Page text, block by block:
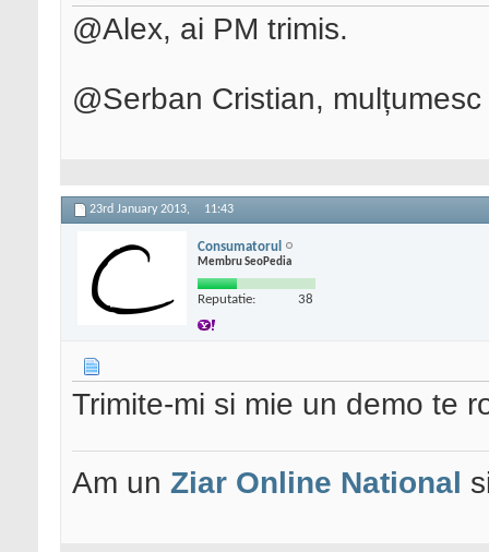
@Alex, ai PM trimis.
@Serban Cristian,
23rd January 2013, 11:43
Consumatorul
Membru SeoPedia
Reputatie: 38
Trimite-mi si mie un demo te
Am un Ziar Online National